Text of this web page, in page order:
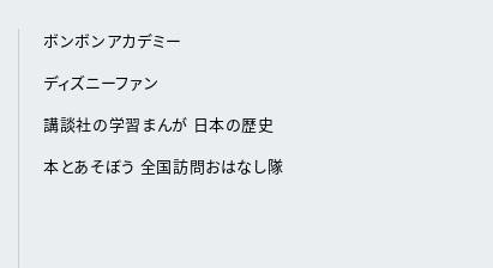
ボンボンアカデミー
ディズニーファン
講談社の学習まんが 日本の歴史
本とあそぼう 全国訪問おはなし隊